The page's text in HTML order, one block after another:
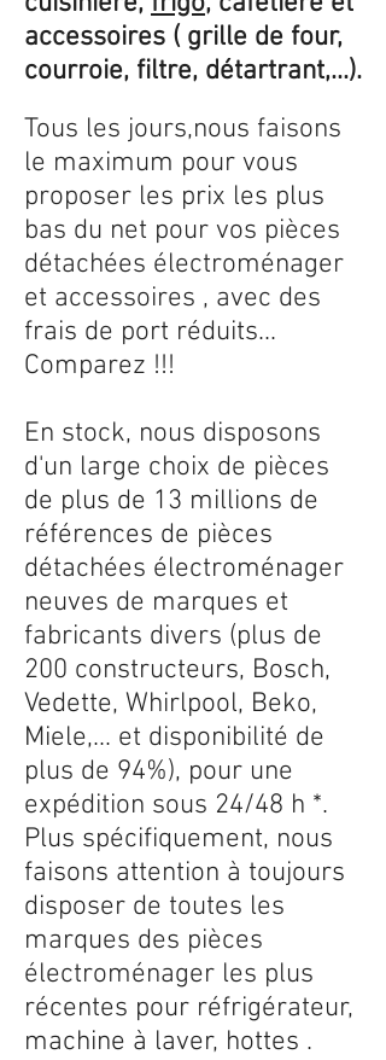
accessoires ( grille de four,
courroie, filtre, détartrant,...).
Tous les jours,nous faisons
le maximum pour vous
proposer les prix les plus
bas du net pour vos pièces
détachées électroménager
et accessoires , avec des
frais de port réduits...
Comparez !!!
En stock, nous disposons
d'un large choix de pièces
de plus de 13 millions de
références de pièces
détachées électroménager
neuves de marques et
fabricants divers (plus de
200 constructeurs, Bosch,
Vedette, Whirlpool, Beko,
Miele,... et disponibilité de
plus de 94%), pour une
expédition sous 24/48 h *.
Plus spécifiquement, nous
faisons attention à toujours
disposer de toutes les
marques des pièces
électroménager les plus
récentes pour réfrigérateur,
machine à laver, hottes .